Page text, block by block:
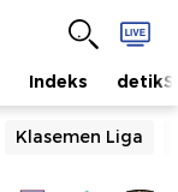
Indeks
Klasemen Liga